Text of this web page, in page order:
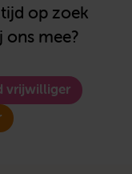
op zoek
ons mee?
vrijwilliger